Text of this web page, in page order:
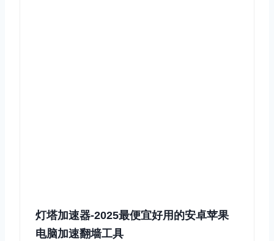
灯塔加速器-2025最便宜好用的安卓苹果
电脑加速翻墙工具